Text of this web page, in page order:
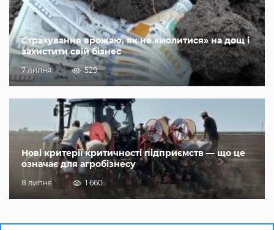
Страхування врожаю, як не «молитися» на дощ і
захистити свій бізнес
7 липня 529
Нові критерії критичності підприємств — що це
означає для агробізнесу
8 липня 1 660